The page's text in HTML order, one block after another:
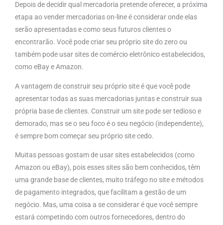
Depois de decidir qual mercadoria pretende oferecer, a próxima
etapa ao vender mercadorias on-line é considerar onde elas
serão apresentadas e como seus futuros clientes o
encontrarão. Você pode criar seu próprio site do zero ou
também pode usar sites de comércio eletrônico estabelecidos,
como eBay e Amazon.
A vantagem de construir seu próprio site é que você pode
apresentar todas as suas mercadorias juntas e construir sua
própria base de clientes. Construir um site pode ser tedioso e
demorado, mas se o seu foco é o seu negócio (independente),
é sempre bom começar seu próprio site cedo.
Muitas pessoas gostam de usar sites estabelecidos (como
Amazon ou eBay), pois esses sites são bem conhecidos, têm
uma grande base de clientes, muito tráfego no site e métodos
de pagamento integrados, que facilitam a gestão de um
negócio. Mas, uma coisa a se considerar é que você sempre
estará competindo com outros fornecedores, dentro do